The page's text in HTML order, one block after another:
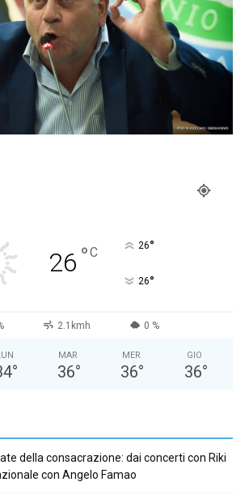
26 °C 26°
26°
2.1kmh 0 %
°
MAR
36°
MER
36°
GIO
36°
della consacrazione: dai concerti con Riki
con Angelo Famao